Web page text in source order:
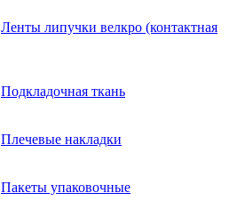
Ленты липучки велкро (контактная
Подкладочная ткань
Плечевые накладки
Пакеты упаковочные